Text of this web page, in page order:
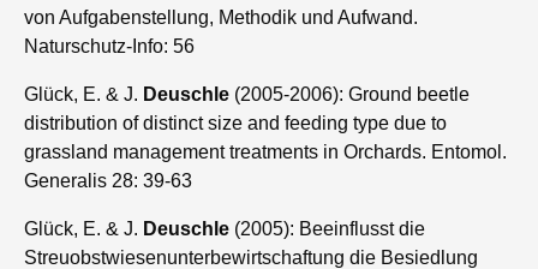
von Aufgabenstellung, Methodik und Aufwand.
Naturschutz-Info: 56
Glück, E. & J. Deuschle (2005-2006): Ground beetle
distribution of distinct size and feeding type due to
grassland management treatments in Orchards. Entomol.
Generalis 28: 39-63
Glück, E. & J. Deuschle (2005): Beeinflusst die
Streuobstwiesenunterbewirtschaftung die Besiedlung